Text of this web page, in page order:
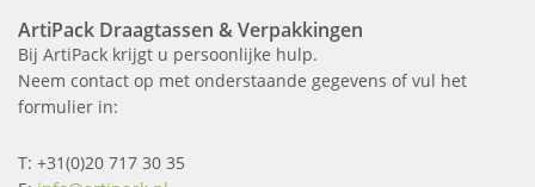
ArtiPack Draagtassen & Verpakkingen
Bij ArtiPack krijgt u persoonlijke hulp.
Neem contact op met onderstaande gegevens of vul het
formulier in:
T: +31(0)20 717 30 35